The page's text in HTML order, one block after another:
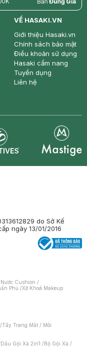
price
VỀ HASAKI.VN
Giới thiệu Hasaki.vn
Chính sách bảo mật
Điều khoản sử dụng
Hasaki cẩm nang
Tuyển dụng
Liên hệ
do Sở Kế
ngày 13/01/2016
Cushion /
Phủ /Xịt Khoá Makeup
/Tẩy Trang Mắt / Môi
Dầu Gội Xả 2in1 /Bộ Gội Xả /